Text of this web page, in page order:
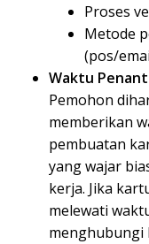
Proses
Metode
(pos/
Waktu
Pemohon
memberikan
pembuatan
yang wajar
kerja. Jika
melewati
menghubungi